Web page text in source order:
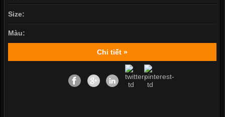
Size:
Màu:
Chi tiết »